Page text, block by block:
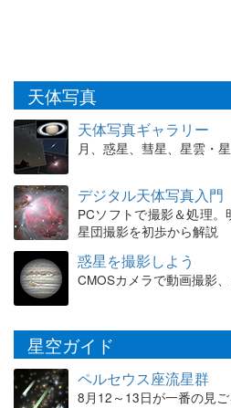
天体写真
天体写真ギャラリー
月、惑星、彗星、星雲・
デジタル天体写真入門
PCソフトで撮影＆処理。
星団撮影を初歩から解説
惑星を撮影しよう
CMOSカメラで動画撮影
星空ガイド
ペルセウス座流星群
8月12～13日が一番の見